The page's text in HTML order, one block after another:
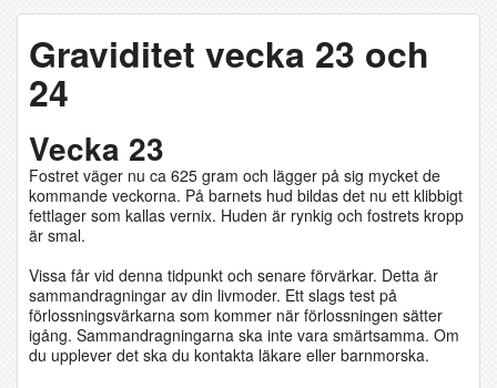
Graviditet vecka 23 och
24
Vecka 23
Fostret väger nu ca 625 gram och lägger på sig mycket de
kommande veckorna. På barnets hud bildas det nu ett klibbigt
fettlager som kallas vernix. Huden är rynkig och fostrets kropp
är smal.
Vissa får vid denna tidpunkt och senare förvärkar. Detta är
sammandragningar av din livmoder. Ett slags test på
förlossningsvärkarna som kommer när förlossningen sätter
igång. Sammandragningarna ska inte vara smärtsamma. Om
du upplever det ska du kontakta läkare eller barnmorska.